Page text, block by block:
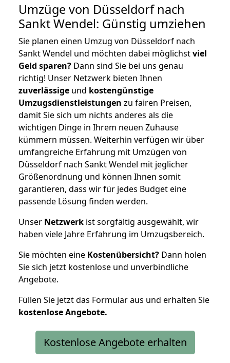
Umzüge von Düsseldorf nach
Sankt Wendel: Günstig umziehen
Sie planen einen Umzug von Düsseldorf nach
Sankt Wendel und möchten dabei möglichstviel
Geld sparen? Dann sind Sie bei uns genau
richtig! Unser Netzwerk bieten Ihnen
zuverlässige und kostengünstige
Umzugsdienstleistungen zu fairen Preisen,
damit Sie sich um nichts anderes als die
wichtigen Dinge in Ihrem neuen Zuhause
kümmern müssen. Weiterhin verfügen wir über
umfangreiche Erfahrung mit Umzügen von
Düsseldorf nach Sankt Wendel mit jeglicher
Größenordnung und können Ihnen somit
garantieren, dass wir für jedes Budget eine
passende Lösung finden werden.
Unser Netzwerk ist sorgfältig ausgewählt, wir
haben viele Jahre Erfahrung im Umzugsbereich.
Sie möchten eine Kostenübersicht? Dann holen
Sie sich jetzt kostenlose und unverbindliche
Angebote.
Füllen Sie jetzt das Formular aus und erhalten Sie
kostenloseAngebote.
Kostenlose Angebote erhalten